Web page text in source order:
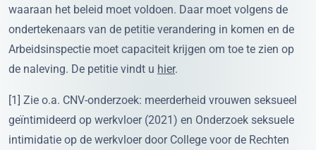
waaraan het beleid moet voldoen. Daar moet volgens de
ondertekenaars van de petitie verandering in komen en de
Arbeidsinspectie moet capaciteit krijgen om toe te zien op
de naleving. De petitie vindt u hier.
[1] Zie o.a. CNV-onderzoek: meerderheid vrouwen seksueel
geïntimideerd op werkvloer (2021) en Onderzoek seksuele
intimidatie op de werkvloer door College voor de Rechten